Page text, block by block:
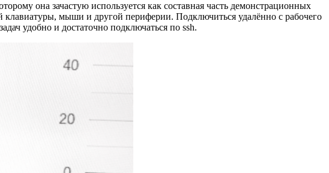
она зачастую используется как составная часть демонстрационных
клавиатуры, мыши и другой периферии. Подключиться удалённо с рабочего
удобно и достаточно подключаться по ssh.